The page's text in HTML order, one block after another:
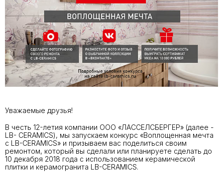
Уважаемые друзья!
В честь 12-летия компании ООО «ЛАССЕЛСБЕРГЕР» (далее -
LB- CERAMICS), мы запускаем конкурс «Воплощенная мечта
с LB-CERAMICS» и призываем вас поделиться своим
ремонтом, который вы сделали или планируете сделать до
10 декабря 2018 года с использованием керамической
плитки и керамогранита LB-CERAMICS.